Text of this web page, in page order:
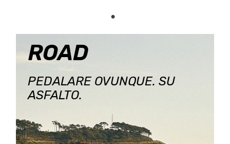
ROAD
PEDALARE OVUNQUE. SU
ASFALTO.